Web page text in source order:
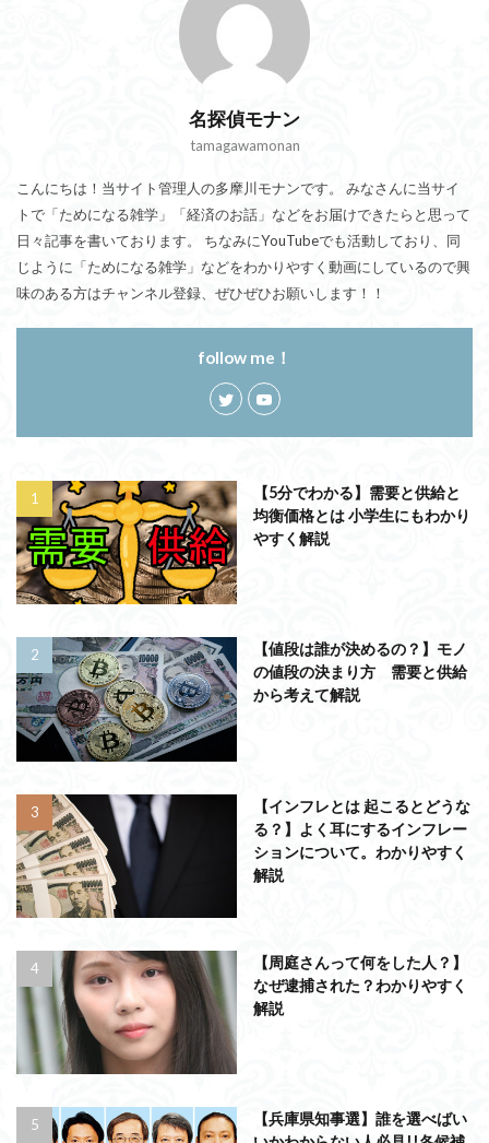
名探偵モナン
tamagawamonan
こんにちは！当サイト管理人の多摩川モナンです。 みなさんに当サイ
トで「ためになる雑学」「経済のお話」などをお届けできたらと思って
日々記事を書いております。 ちなみにYouTubeでも活動しており、同
じように「ためになる雑学」などをわかりやすく動画にしているので興
味のある方はチャンネル登録、ぜひぜひお願いします！！
follow me！
【5分でわかる】需要と供給と
均衡価格とは 小学生にもわかり
やすく解説
【値段は誰が決めるの？】モノ
の値段の決まり方 需要と供給
から考えて解説
【インフレとは 起こるとどうな
る？】よく耳にするインフレー
ションについて。わかりやすく
解説
【周庭さんって何をした人？】
なぜ逮捕された？わかりやすく
解説
【兵庫県知事選】誰を選べばい